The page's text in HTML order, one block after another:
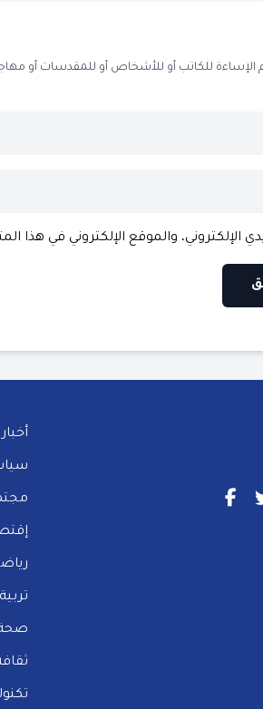
للكاتب أو للأشخاص أو للمقدسات أو مهاجمة
الإلكتروني، والموقع الإلكتروني في هذا
أخبار